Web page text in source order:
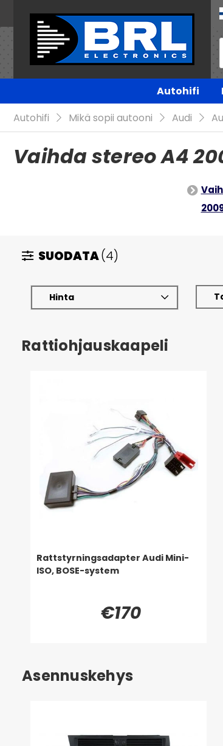
Autohifi
Autohifi
Mikä sopii autooni Audi
Vaihda stereo A4
SUODATA(4)
Hinta
Rattiohjauskaapeli
Rattstyrningsadapter Audi Mini-
ISO, BOSE-system
€170
Asennuskehys